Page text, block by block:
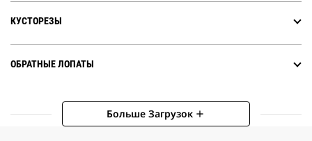
КУСТОРЕЗЫ
ОБРАТНЫЕ ЛОПАТЫ
Больше Загрузок add